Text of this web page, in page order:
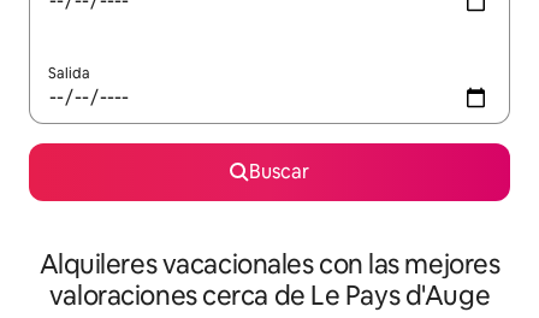
Salida
Buscar
Alquileres vacacionales con las mejores
valoraciones cerca de Le Pays d'Auge